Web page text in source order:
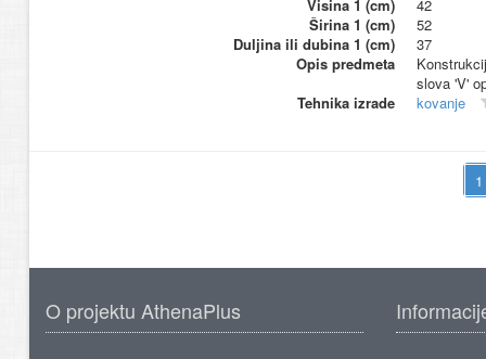
Visina 1 (cm)
42
Širina 1 (cm)
52
Duljina ili dubina 1 (cm)
37
Opis predmeta
slova 'V'
Tehnika izrade
kovanje
O projektu AthenaPlus